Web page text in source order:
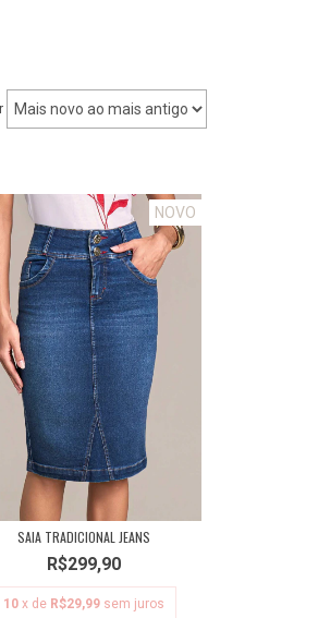
NOVO
SAIA TRADICIONAL JEANS
R$299,90
10 x de R$29,99 sem juros